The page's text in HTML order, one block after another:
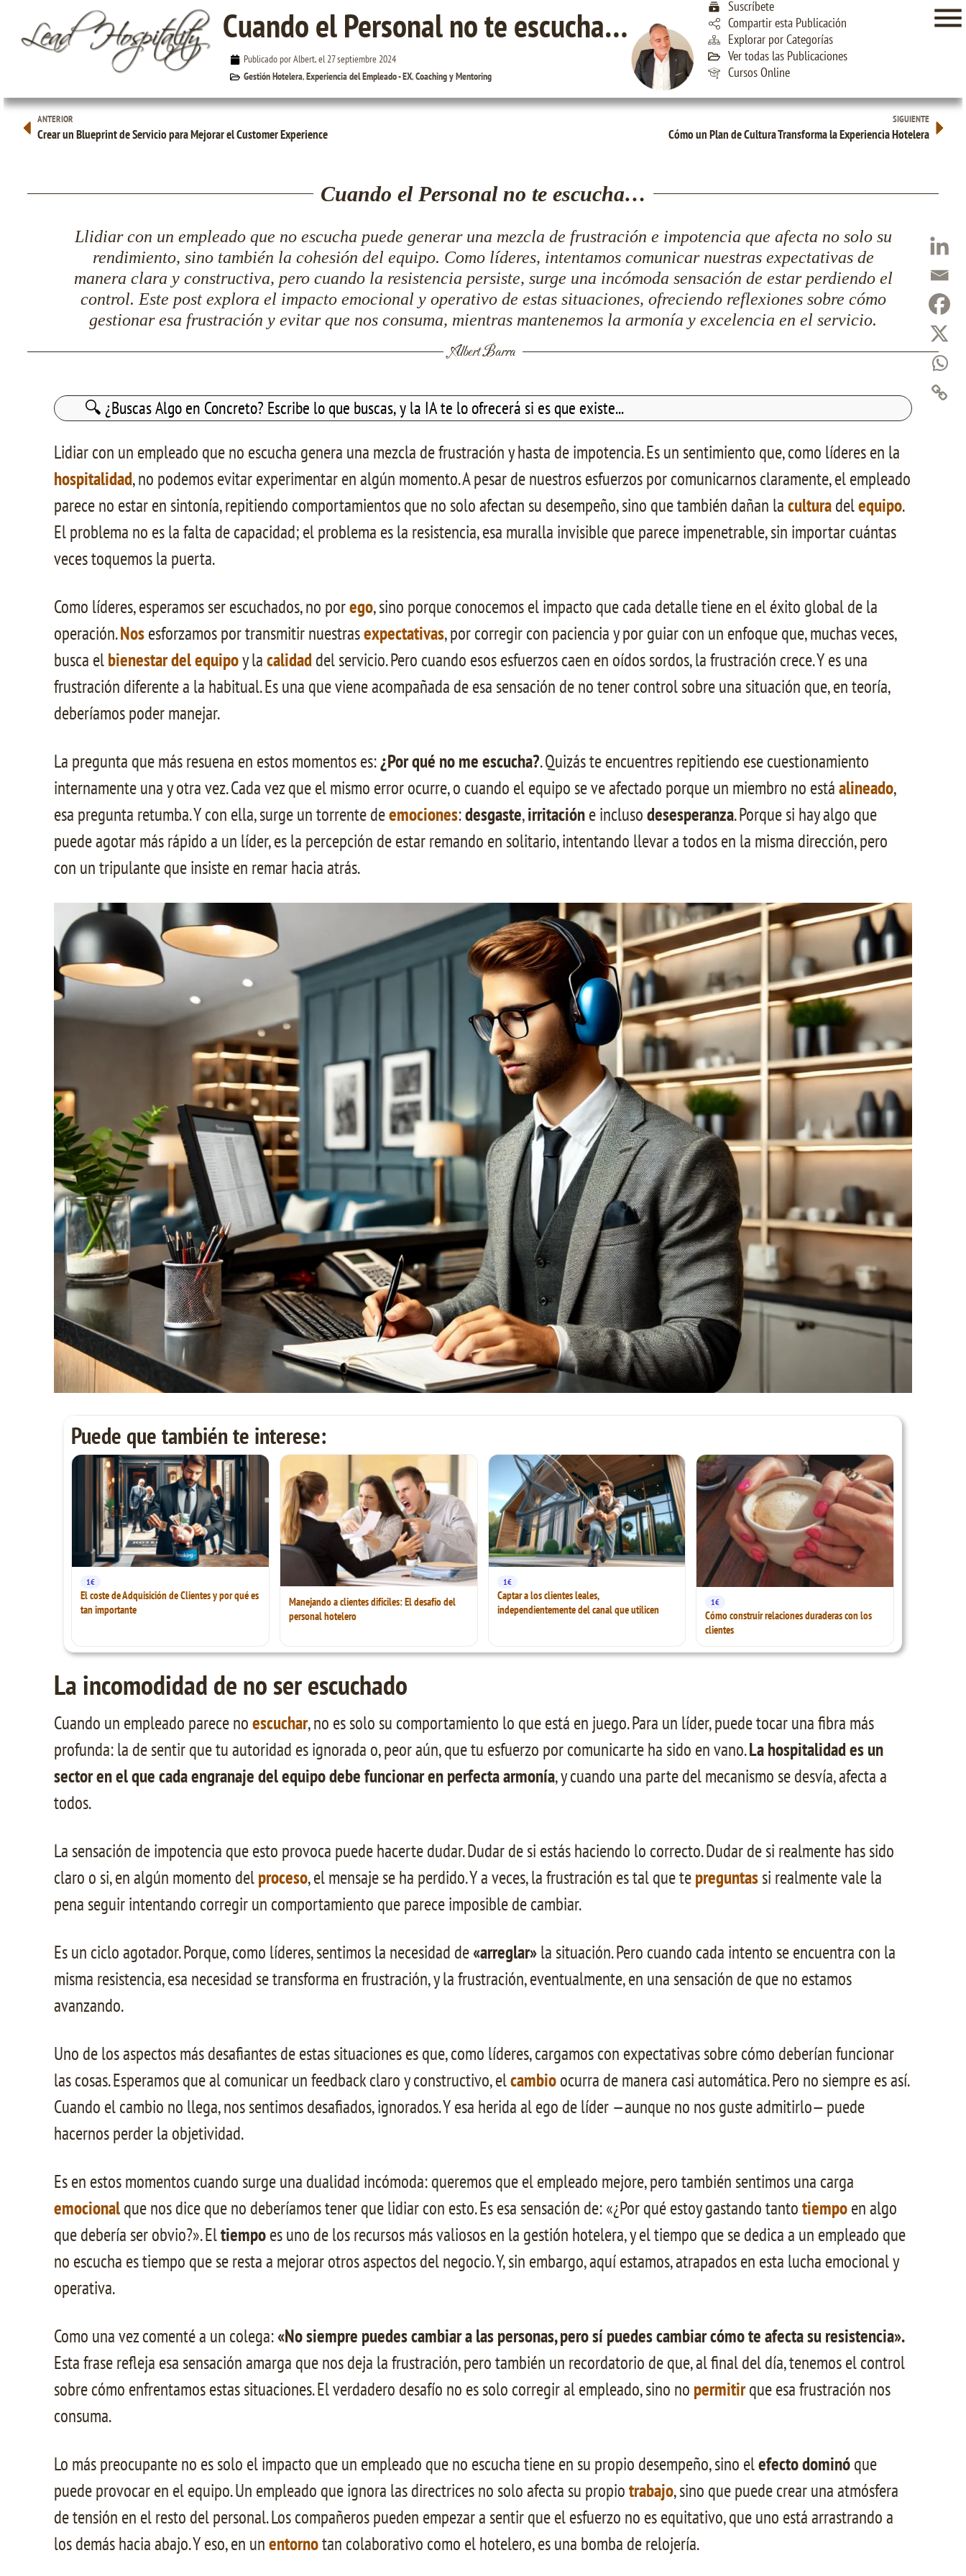
Cuando el Personal no te escucha…
Publicado por Albert, el27 septiembre 2024
Gestión Hotelera,Experiencia del Empleado - EX,Coaching y Mentoring
Suscríbete
Compartir esta Publicación
Explorar por Categorías
Ver todas las Publicaciones
Cursos Online
ANTERIOR
Crear un Blueprint de Servicio para Mejorar el Customer Experience
SIGUIENTE
Cómo un Plan de Cultura Transforma la Experiencia Hotelera
Cuando el Personal no te escucha…
Llidiar con un empleado que no escucha puede generar una mezcla de frustración e impotencia que afecta no solo su
rendimiento, sino también la cohesión del equipo. Como líderes, intentamos comunicar nuestras expectativas de
manera clara y constructiva, pero cuando la resistencia persiste, surge una incómoda sensación de estar perdiendo el
control. Este post explora el impacto emocional y operativo de estas situaciones, ofreciendo reflexiones sobre cómo
gestionar esa frustración y evitar que nos consuma, mientras mantenemos la armonía y excelencia en el servicio.
Albert Barra
Buscar:
Lidiar con un empleado que no escucha genera una mezcla de frustración y hasta de impotencia. Es un sentimiento que, como líderes en la
hospitalidad, no podemos evitar experimentar en algún momento. A pesar de nuestros esfuerzos por comunicarnos claramente, el empleado
parece no estar en sintonía, repitiendo comportamientos que no solo afectan su desempeño, sino que también dañan laculturadelequipo.
El problema no es la falta de capacidad; el problema es la resistencia, esa muralla invisible que parece impenetrable, sin importar cuántas
veces toquemos la puerta.
Como líderes, esperamos ser escuchados, no porego, sino porque conocemos el impacto que cada detalle tiene en el éxito global de la
operación.Nosesforzamos por transmitir nuestrasexpectativas, por corregir con paciencia y por guiar con un enfoque que, muchas veces,
busca elbienestar del equipoy lacalidaddel servicio. Pero cuando esos esfuerzos caen en oídos sordos, la frustración crece. Y es una
frustración diferente a la habitual. Es una que viene acompañada de esa sensación de no tener control sobre una situación que, en teoría,
deberíamos poder manejar.
La pregunta que más resuena en estos momentos es:¿Por qué no me escucha?. Quizás te encuentres repitiendo ese cuestionamiento
internamente una y otra vez. Cada vez que el mismo error ocurre, o cuando el equipo se ve afectado porque un miembro no estáalineado,
esa pregunta retumba. Y con ella, surge un torrente deemociones:desgaste,irritacióne inclusodesesperanza. Porque si hay algo que
puede agotar más rápido a un líder, es la percepción de estar remando en solitario, intentando llevar a todos en la misma dirección, pero
con un tripulante que insiste en remar hacia atrás.
Puede que también te interese:
1€
El coste de Adquisición de Clientes y por qué es
tan importante
Manejando a clientes difíciles: El desafío del
personal hotelero
1€
Captar a los clientes leales,
independientemente del canal que utilicen
1€
Cómo construir relaciones duraderas con los
clientes
La incomodidad de no ser escuchado
Cuando un empleado parece noescuchar, no es solo su comportamiento lo que está en juego. Para un líder, puede tocar una fibra más
profunda: la de sentir que tu autoridad es ignorada o, peor aún, que tu esfuerzo por comunicarte ha sido en vano.La hospitalidad es un
sector en el que cada engranaje del equipo debe funcionar en perfecta armonía, y cuando una parte del mecanismo se desvía, afecta a
todos.
La sensación de impotencia que esto provoca puede hacerte dudar. Dudar de si estás haciendo lo correcto. Dudar de si realmente has sido
claro o si, en algún momento delproceso, el mensaje se ha perdido. Y a veces, la frustración es tal que tepreguntassi realmente vale la
pena seguir intentando corregir un comportamiento que parece imposible de cambiar.
Es un ciclo agotador. Porque, como líderes, sentimos la necesidad de«arreglar»la situación. Pero cuando cada intento se encuentra con la
misma resistencia, esa necesidad se transforma en frustración, y la frustración, eventualmente, en una sensación de que no estamos
avanzando.
Uno de los aspectos más desafiantes de estas situaciones es que, como líderes, cargamos con expectativas sobre cómo deberían funcionar
las cosas. Esperamos que al comunicar un feedback claro y constructivo, elcambioocurra de manera casi automática. Pero no siempre es así.
Cuando el cambio no llega, nos sentimos desafiados, ignorados. Y esa herida al ego de líder —aunque no nos guste admitirlo— puede
hacernos perder la objetividad.
Es en estos momentos cuando surge una dualidad incómoda: queremos que el empleado mejore, pero también sentimos una carga
emocionalque nos dice que no deberíamos tener que lidiar con esto. Es esa sensación de: «¿Por qué estoy gastando tantotiempoen algo
que debería ser obvio?». Eltiempoes uno de los recursos más valiosos en la gestión hotelera, y el tiempo que se dedica a un empleado que
no escucha es tiempo que se resta a mejorar otros aspectos del negocio. Y, sin embargo, aquí estamos, atrapados en esta lucha emocional y
operativa.
Como una vez comenté a un colega:«No siempre puedes cambiar a las personas, pero sí puedes cambiar cómo te afecta su resistencia».
Esta frase refleja esa sensación amarga que nos deja la frustración, pero también un recordatorio de que, al final del día, tenemos el control
sobre cómo enfrentamos estas situaciones. El verdadero desafío no es solo corregir al empleado, sino no permitirque esa frustración nos
consuma.
Lo más preocupante no es solo el impacto que un empleado que no escucha tiene en su propio desempeño, sino elefecto dominóque
puede provocar en el equipo. Un empleado que ignora las directrices no solo afecta su propiotrabajo, sino que puede crear una atmósfera
de tensión en el resto del personal. Los compañeros pueden empezar a sentir que el esfuerzo no es equitativo, que uno está arrastrando a
los demás hacia abajo. Y eso, en unentornotan colaborativo como el hotelero, es una bomba de relojería.